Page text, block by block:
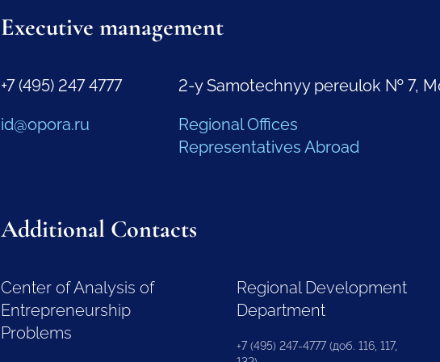
Executive management
+7 (495) 247 4777
id@opora.ru
2-y Samotechnyy pereulok № 7,
Regional Offices
Representatives Abroad
Additional Contacts
Center of Analysis of
Entrepreneurship
Problems
Regional Development
Department
+7 (495) 247-4777 (доб. 116, 117,